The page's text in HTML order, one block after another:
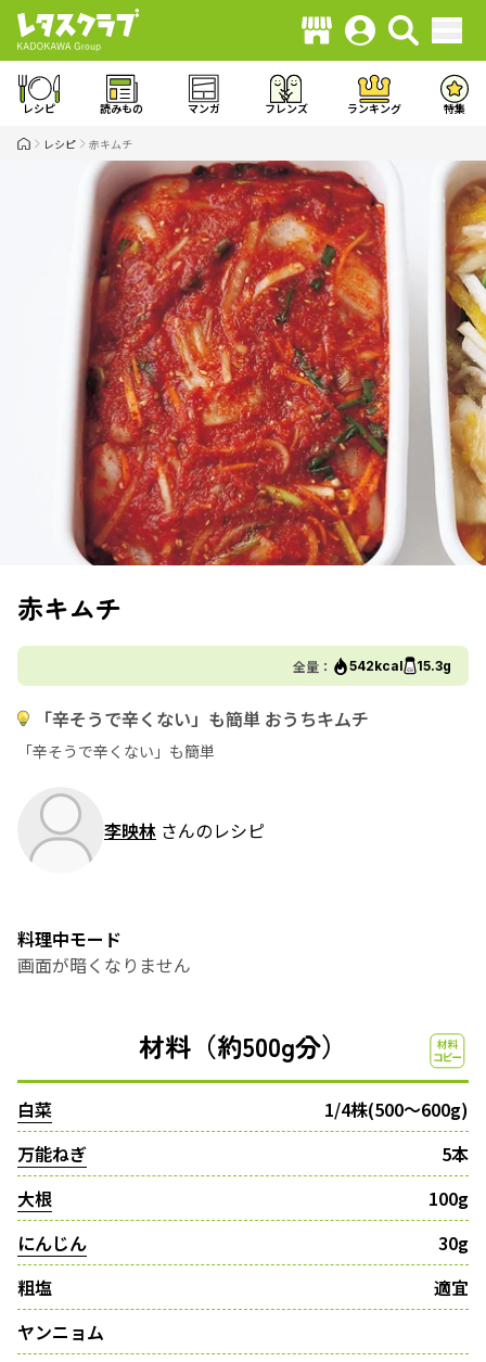
レシピ 読みもの マンガ フレンズ ランキング 特集
レシピ 赤キムチ
赤キムチ
全量： 542kcal 15.3g
「辛そうで辛くない」も簡単 おうちキムチ
「辛そうで辛くない」も簡単
李映林 さんのレシピ
料理中モード
画面が暗くなりません
材料（約500g分）
白菜
1/4株(500～600g)
万能ねぎ
5本
大根
100g
にんじん
30g
粗塩
適宜
ヤンニョム